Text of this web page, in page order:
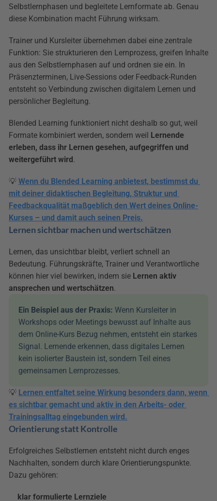
Selbstlernphasen und begleitete Lernformate ab. Genau
diese Kombination macht Führung wirksam.
Trainer und Kursleiter übernehmen dabei eine zentrale
Funktion: Sie strukturieren den Lernprozess, greifen Inhalte
aus den Selbstlernphasen auf und ordnen sie ein. In
Präsenzterminen, Live-Sessions oder Feedback-Runden
entsteht so Verbindung zwischen digitalem Lernen und
persönlicher Begleitung.
Blended Learning funktioniert nicht deshalb so gut, weil
Formate kombiniert werden, sondern weil Lernende
erleben, dass ihr Lernen gesehen, aufgegriffen und
weitergeführt wird.
💡 Wenn du Blended Learning anbietest, bestimmst du
mit deiner didaktischen Begleitung, Struktur und
Feedbackqualität maßgeblich den Wert deines Online-
Kurses – und damit auch seinen Preis.
Lernen sichtbar machen und wertschätzen
Lernen, das unsichtbar bleibt, verliert schnell an
Bedeutung. Führungskräfte, Trainer und Verantwortliche
können hier viel bewirken, indem sie Lernen aktiv
ansprechen und wertschätzen.
Ein Beispiel aus der Praxis: Wenn Kursleiter in
Workshops oder Meetings bewusst auf Inhalte aus
dem Online-Kurs Bezug nehmen, entsteht ein starkes
Signal. Lernende erkennen, dass digitales Lernen
kein isolierter Baustein ist, sondern Teil eines
gemeinsamen Lernprozesses.
💡 Lernen entfaltet seine Wirkung besonders dann, wenn
es sichtbar gemacht und aktiv in den Arbeits- oder
Trainingsalltag eingebunden wird.
Orientierung statt Kontrolle
Erfolgreiches Selbstlernen entsteht nicht durch enges
Nachhalten, sondern durch klare Orientierungspunkte.
Dazu gehören:
klar formulierte Lernziele